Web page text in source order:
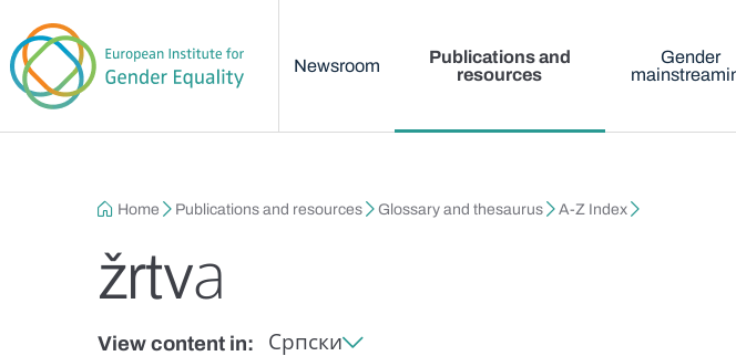
Newsroom
Publications and
resources
Gender
Breadcrumb
Home Publications and resources Glossary and thesaurus A-Z Index
žrtvа
View content in: Српски